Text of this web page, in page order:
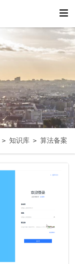
> 知识库 > 算法备案